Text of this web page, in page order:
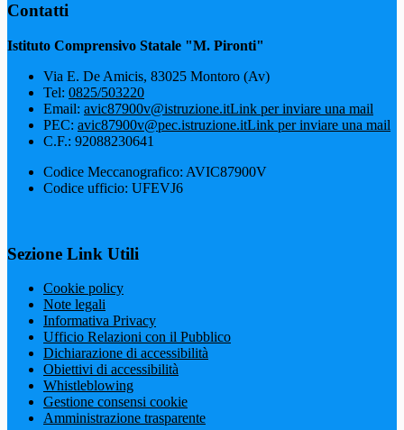
Contatti
Istituto Comprensivo Statale "M. Pironti"
Via E. De Amicis, 83025 Montoro (Av)
Tel: 0825/503220
Email: avic87900v@istruzione.itLink per inviare una mail
PEC: avic87900v@pec.istruzione.itLink per inviare una mail
C.F.: 92088230641
Codice Meccanografico: AVIC87900V
Codice ufficio: UFEVJ6
Sezione Link Utili
Cookie policy
Note legali
Informativa Privacy
Ufficio Relazioni con il Pubblico
Dichiarazione di accessibilità
Obiettivi di accessibilità
Whistleblowing
Gestione consensi cookie
Amministrazione trasparente